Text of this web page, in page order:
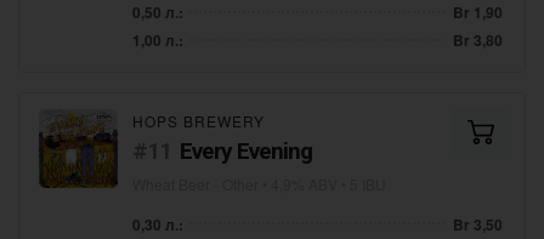
0,50 л.:
Br 1,90
1,00 л.:
Br 3,80
HOPS BREWERY
Every Evening
0,30 л.:
Br 3,50